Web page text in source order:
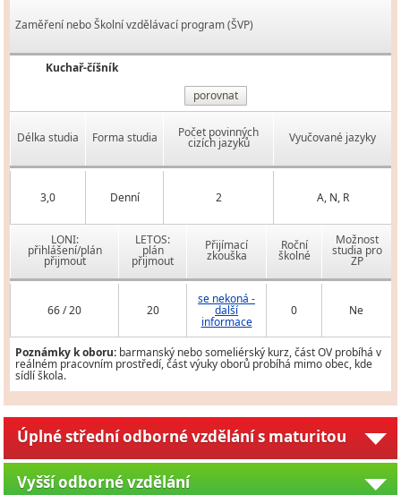
Zaměření nebo Školní vzdělávací program (ŠVP)
Kuchař-číšník
porovnat
Délka studia Forma studia Počet povinných
cizích jazyků Vyučované jazyky
3,0 Denní 2 A, N, R
LONI:
přihlášení/plán
přijmout
LETOS:
plán
přijmout
Přijímací
zkouška
Roční
školné
Možnost
studia pro
ZP
66 / 20 20
se nekoná -
další
informace
0 Ne
Poznámky k oboru: barmanský nebo someliérský kurz, část OV probíhá v
reálném pracovním prostředí, část výuky oborů probíhá mimo obec, kde
sídlí škola.
Úplné střední odborné vzdělání s maturitou
Vyšší odborné vzdělání